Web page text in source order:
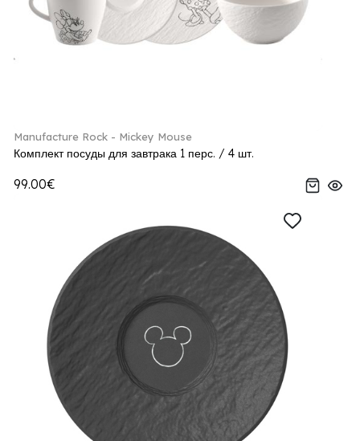
Manufacture Rock - Mickey Mouse
Комплект посуды для завтрака 1 перс. / 4 шт.
99.00€